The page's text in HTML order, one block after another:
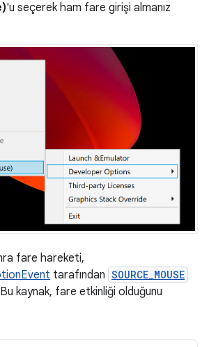
'u seçerek ham fare girişi almanız
fare hareketi,
tarafından SOURCE_MOUSE
kaynak, fare etkinliği olduğunu